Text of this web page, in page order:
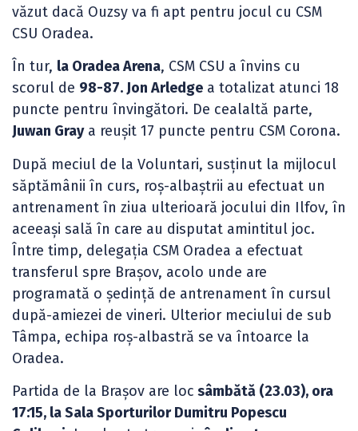
văzut dacă Ouzsy va fi apt pentru jocul cu CSM
CSU Oradea.
În tur, la Oradea Arena, CSM CSU a învins cu
scorul de 98-87. Jon Arledge a totalizat atunci 18
puncte pentru învingători. De cealaltă parte,
Juwan Graya reușit 17 puncte pentru CSM Corona.
După meciul de la Voluntari, susținut la mijlocul
săptămânii în curs, roș-albaștrii au efectuat un
antrenament în ziua ulterioară jocului din Ilfov, în
aceeași sală în care au disputat amintitul joc.
Între timp, delegația CSM Oradea a efectuat
transferul spre Brașov, acolo unde are
programată o ședință de antrenament în cursul
după-amiezei de vineri. Ulterior meciului de sub
Tâmpa, echipa roș-albastră se va întoarce la
Oradea.
Partida de la Brașov are loc sâmbătă (23.03), ora
17:15, la Sala Sporturilor Dumitru Popescu